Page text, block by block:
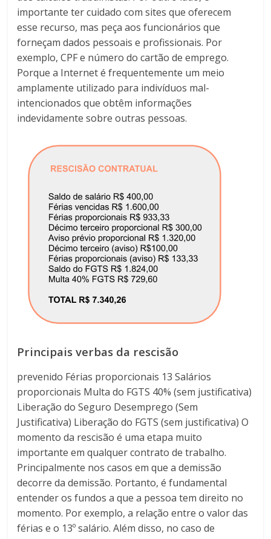
importante ter cuidado com sites que oferecem
esse recurso, mas peça aos funcionários que
forneçam dados pessoais e profissionais. Por
exemplo, CPF e número do cartão de emprego.
Porque a Internet é frequentemente um meio
amplamente utilizado para indivíduos mal-
intencionados que obtêm informações
indevidamente sobre outras pessoas.
Principais verbas da rescisão
prevenido Férias proporcionais 13 Salários
proporcionais Multa do FGTS 40% (sem justificativa)
Liberação do Seguro Desemprego (Sem
Justificativa) Liberação do FGTS (sem justificativa) O
momento da rescisão é uma etapa muito
importante em qualquer contrato de trabalho.
Principalmente nos casos em que a demissão
decorre da demissão. Portanto, é fundamental
entender os fundos a que a pessoa tem direito no
momento. Por exemplo, a relação entre o valor das
férias e o 13º salário. Além disso, no caso de